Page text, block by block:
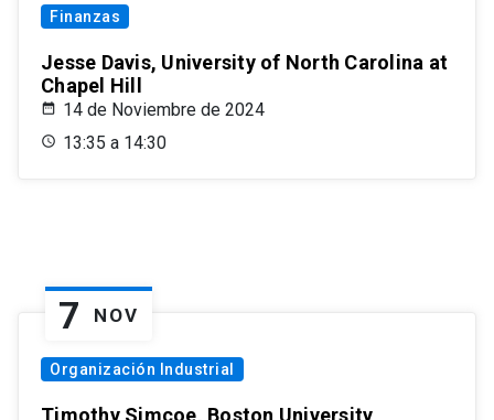
Finanzas
Jesse Davis, University of North Carolina at
Chapel Hill
14 de Noviembre de 2024
13:35 a 14:30
7 NOV
Organización Industrial
Timothy Simcoe, Boston University